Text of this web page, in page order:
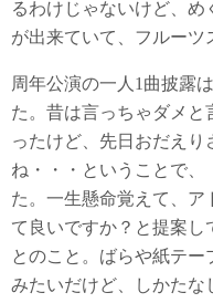
るわけじゃないけど、め
が出来ていて、フルーツ
周年公演の一人1曲披露
た。昔は言っちゃダメ
ったけど、先日おだえり
ね・・・ということで
た。一生懸命覚えて、
て良いですか？と提案し
とのこと。ばらや紙テ
みたいだけど、しかたな